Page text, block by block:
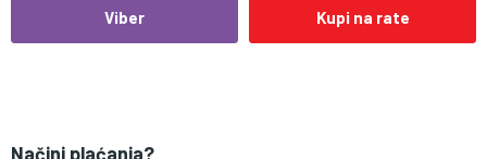
Viber Kupi na rate
Načini plaćanja?